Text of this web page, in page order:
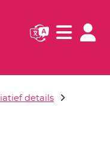
pagina)
Navigatie
details